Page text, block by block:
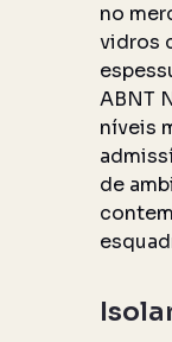
no
vidros
ABNT
níveis
de